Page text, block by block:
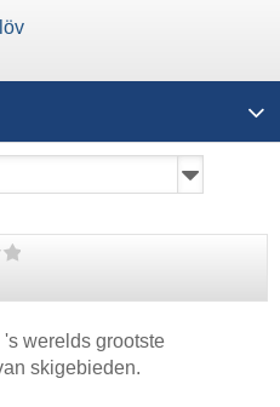
's werelds grootste
skigebieden.